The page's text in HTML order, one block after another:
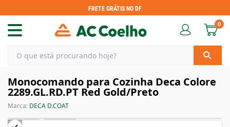
FRETE GRÁTIS NO DF
0
Monocomando para Cozinha Deca Colore
2289.GL.RD.PT Red Gold/Preto
Marca: DECA D.COAT